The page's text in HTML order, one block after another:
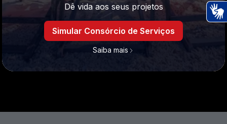
Dê vida aos seus projetos
Simular Consórcio de Serviços
Saiba mais